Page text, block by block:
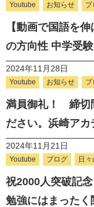
Youtube お知らせ ブ
【動画で国語を
の方向性 中学受験
2024年11月28日
Youtube お知らせ ブ
満員御礼！ 締切
ださい。浜崎ア
2024年11月21日
Youtube ブログ 日
祝2000人突破記
勉強にはまった